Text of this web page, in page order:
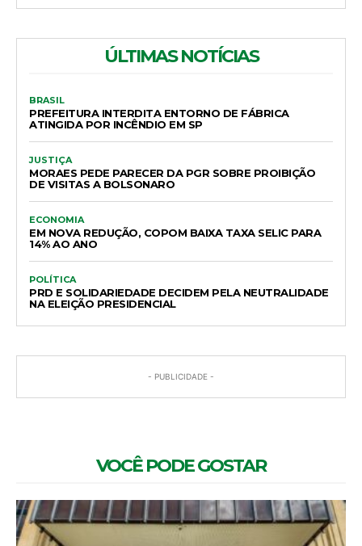
ÚLTIMAS NOTÍCIAS
BRASIL
PREFEITURA INTERDITA ENTORNO DE FÁBRICA
ATINGIDA POR INCÊNDIO EM SP
JUSTIÇA
MORAES PEDE PARECER DA PGR SOBRE PROIBIÇÃO
DE VISITAS A BOLSONARO
ECONOMIA
EM NOVA REDUÇÃO, COPOM BAIXA TAXA SELIC PARA
14% AO ANO
POLÍTICA
PRD E SOLIDARIEDADE DECIDEM PELA NEUTRALIDADE
NA ELEIÇÃO PRESIDENCIAL
- PUBLICIDADE -
VOCÊ PODE GOSTAR